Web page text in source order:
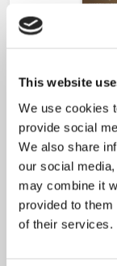
This website
We use cookies
provide social
We also share
our social
may combine it
provided to
of their services.
WPIS 01/2026
ZOBACZ